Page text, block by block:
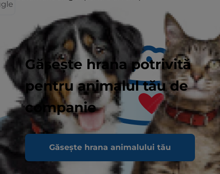
Găsește hrana potrivită
pentru animalul tău de
companie
Găsește hrana animalului tău